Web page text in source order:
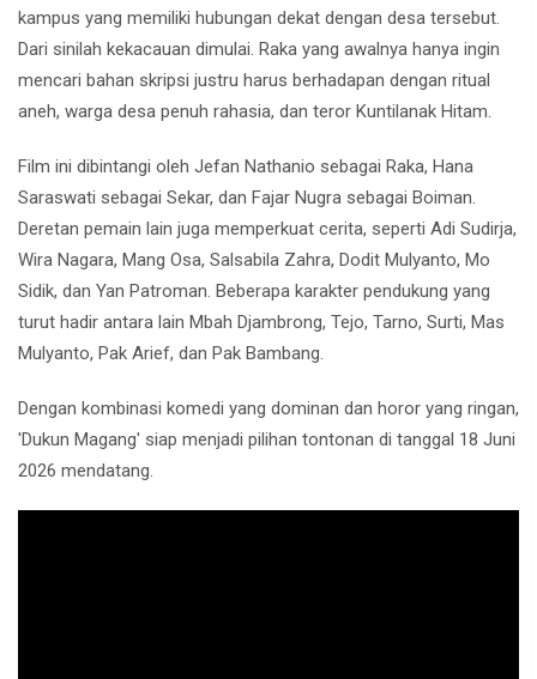
kampus yang memiliki hubungan dekat dengan desa tersebut.
Dari sinilah kekacauan dimulai. Raka yang awalnya hanya ingin
mencari bahan skripsi justru harus berhadapan dengan ritual
aneh, warga desa penuh rahasia, dan teror Kuntilanak Hitam.
Film ini dibintangi oleh Jefan Nathanio sebagai Raka, Hana
Saraswati sebagai Sekar, dan Fajar Nugra sebagai Boiman.
Deretan pemain lain juga memperkuat cerita, seperti Adi Sudirja,
Wira Nagara, Mang Osa, Salsabila Zahra, Dodit Mulyanto, Mo
Sidik, dan Yan Patroman. Beberapa karakter pendukung yang
turut hadir antara lain Mbah Djambrong, Tejo, Tarno, Surti, Mas
Mulyanto, Pak Arief, dan Pak Bambang.
Dengan kombinasi komedi yang dominan dan horor yang ringan,
'Dukun Magang' siap menjadi pilihan tontonan di tanggal 18 Juni
2026 mendatang.